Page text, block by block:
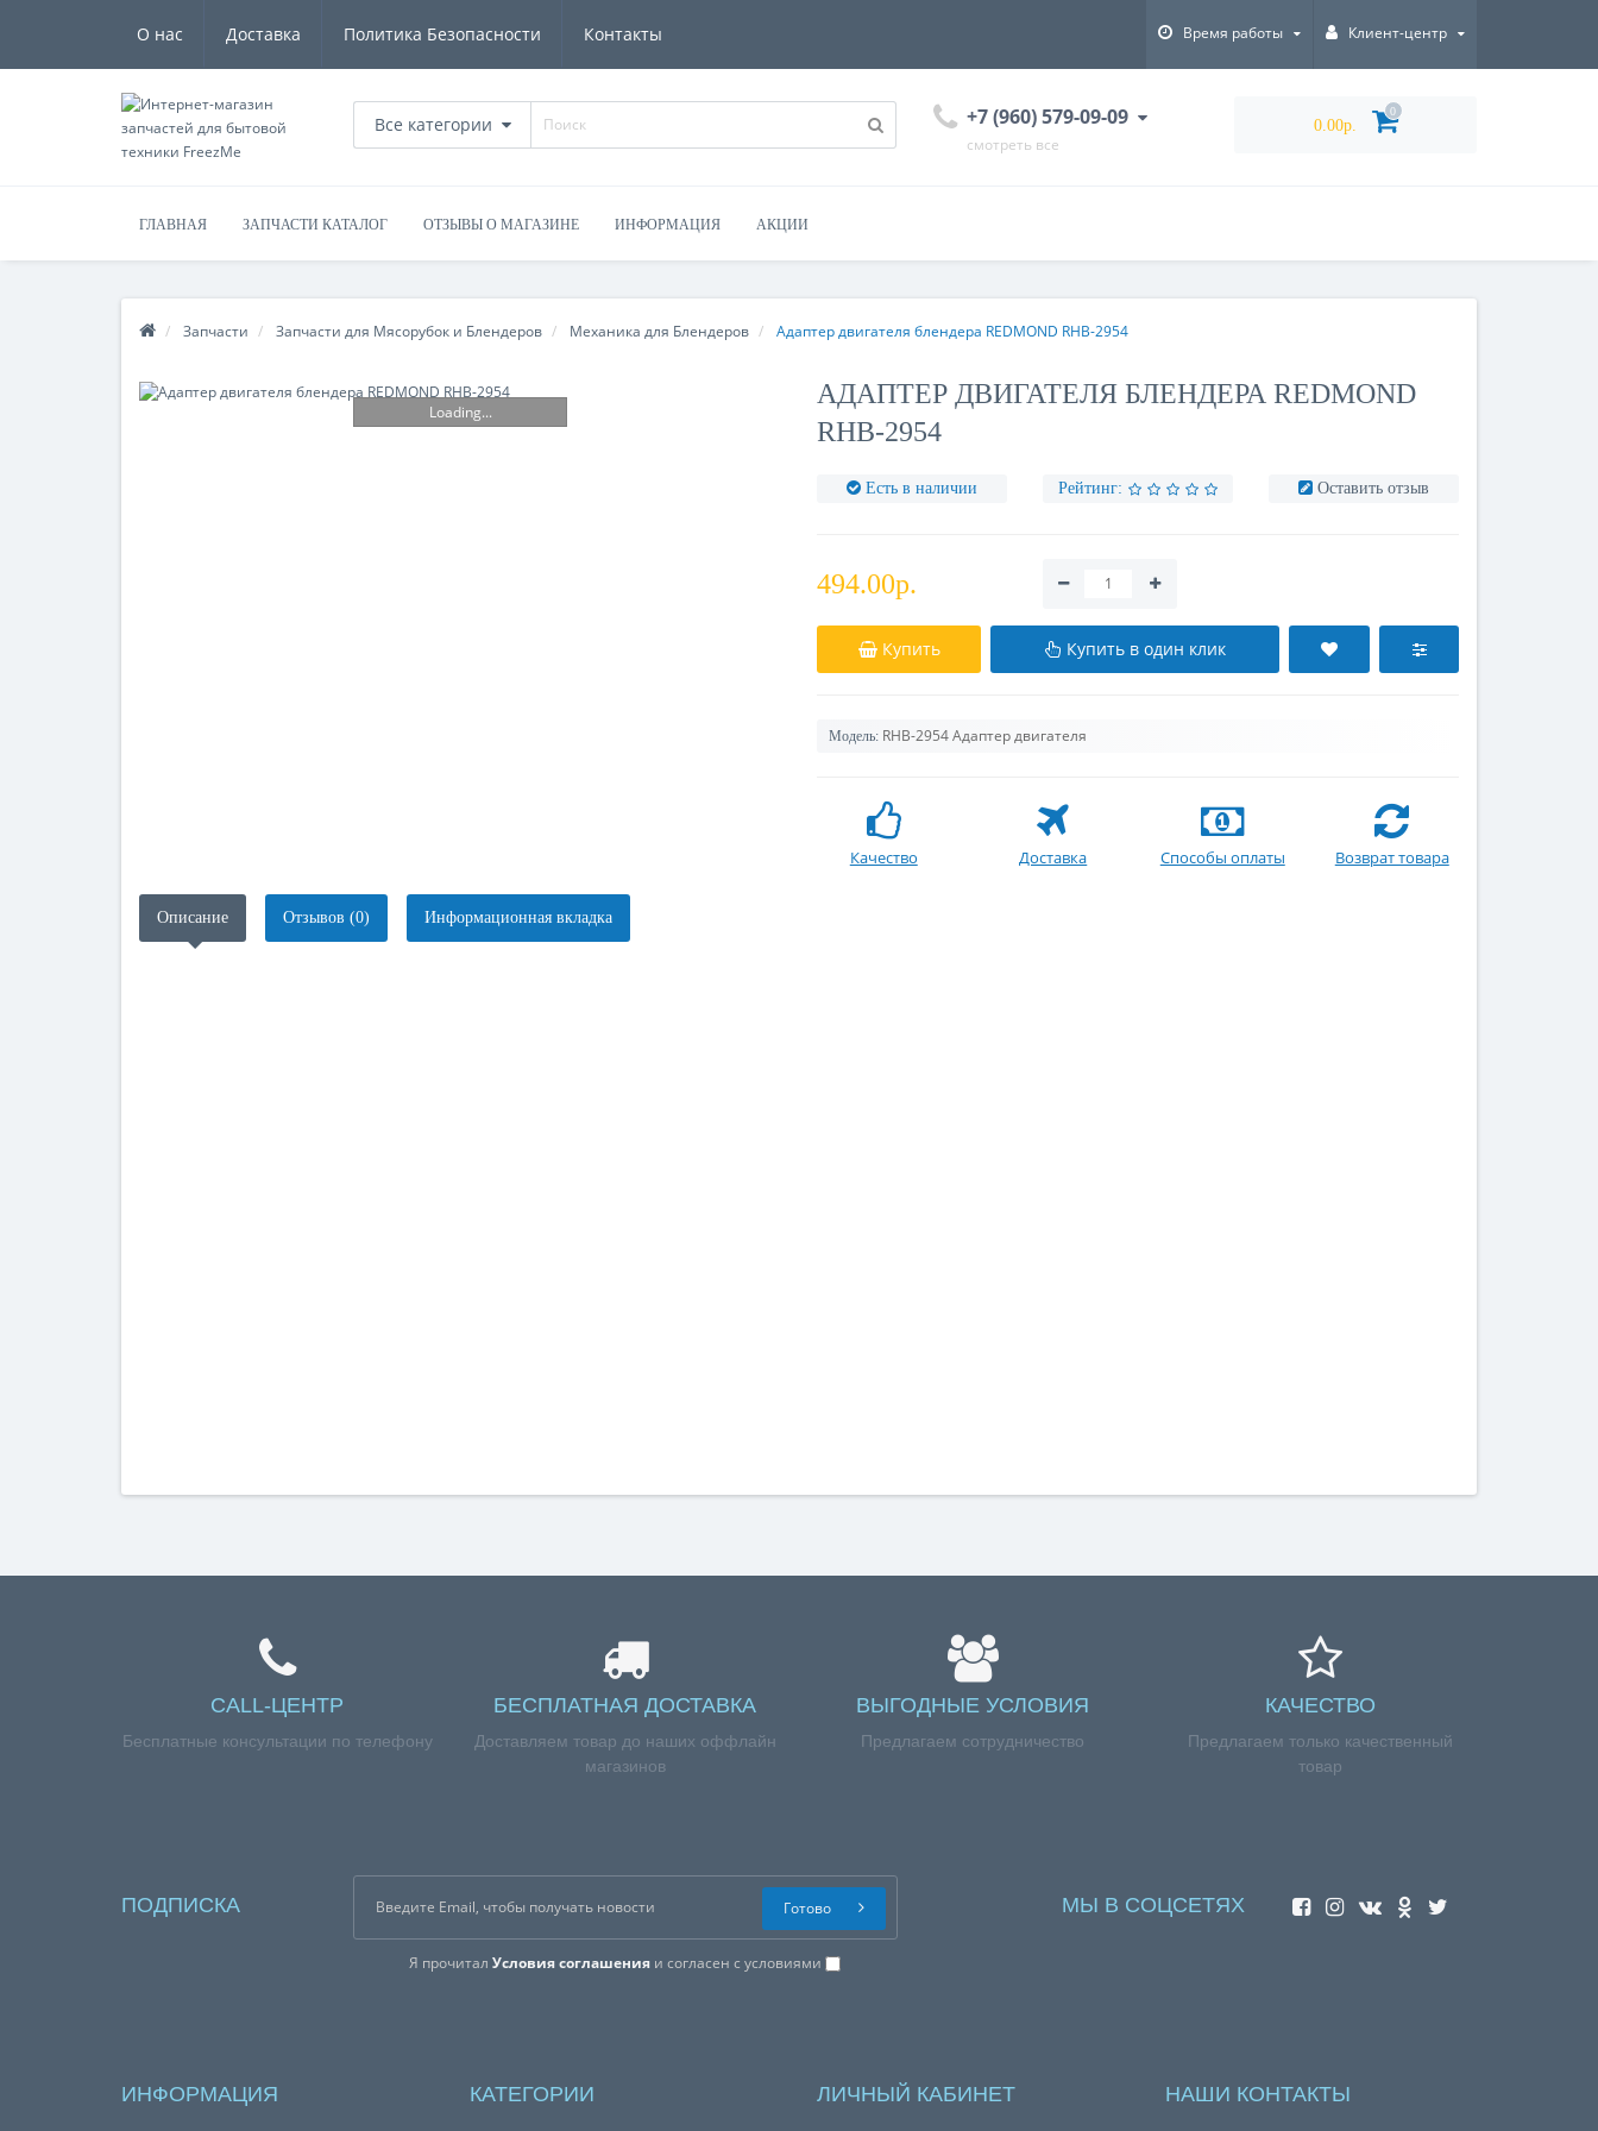
О нас Доставка Политика Безопасности Контакты Время работы Клиент-центр
Все категории +7 (960) 579-09-09
смотреть все
0.00р.
0
ГЛАВНАЯ ЗАПЧАСТИ КАТАЛОГ ОТЗЫВЫ О МАГАЗИНЕ ИНФОРМАЦИЯ АКЦИИ
Запчасти Запчасти для Мясорубок и Блендеров Механика для Блендеров Адаптер двигателя блендера REDMOND RHB-2954
Loading...
АДАПТЕР ДВИГАТЕЛЯ БЛЕНДЕРА REDMOND
RHB-2954
Есть в наличии Рейтинг: Оставить отзыв
494.00р.
Купить Купить в один клик
Модель: RHB-2954 Адаптер двигателя
Качество Доставка Способы оплаты Возврат товара
Описание Отзывов (0) Информационная вкладка
CALL-ЦЕНТР
Бесплатные консультации по телефону
БЕСПЛАТНАЯ ДОСТАВКА
Доставляем товар до наших оффлайн
магазинов
ВЫГОДНЫЕ УСЛОВИЯ
Предлагаем сотрудничество
КАЧЕСТВО
Предлагаем только качественный
товар
ПОДПИСКА
Я прочиталУсловия соглашения и согласен с условиями
Готово МЫ В СОЦСЕТЯХ
ИНФОРМАЦИЯ КАТЕГОРИИ ЛИЧНЫЙ КАБИНЕТ НАШИ КОНТАКТЫ